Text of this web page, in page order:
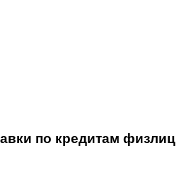
по кредитам физлиц